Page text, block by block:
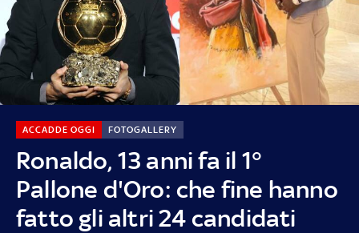
Ronaldo, 13 anni fa il 1°
Pallone d'Oro: che fine hanno
fatto gli altri 24 candidati
ACCADDE OGGI FOTOGALLERY